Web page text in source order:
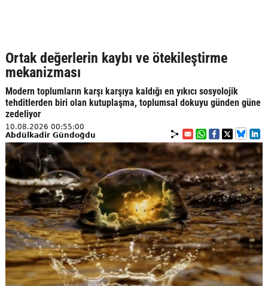
Ortak değerlerin kaybı ve ötekileştirme
mekanizması
Modern toplumların karşı karşıya kaldığı en yıkıcı sosyolojik
tehditlerden biri olan kutuplaşma, toplumsal dokuyu günden güne
zedeliyor
10.08.2026 00:55:00
Abdülkadir Gündoğdu